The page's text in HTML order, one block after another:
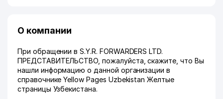
О компании
При обращении в S.Y.R. FORWARDERS LTD.
ПРЕДСТАВИТЕЛЬСТВО, пожалуйста, скажите, что Вы
нашли информацию о данной организации в
справочнике Yellow Pages Uzbekistan Желтые
страницы Узбекистана.